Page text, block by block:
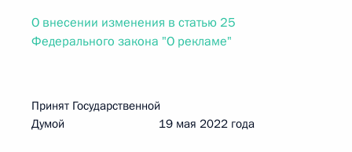
О внесении изменения в статью 25
Федерального закона "О рекламе"
Принят Государственной
Думой 19 мая 2022 года